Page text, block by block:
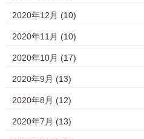
2020年12月 (10)
2020年11月 (10)
2020年10月 (17)
2020年9月 (13)
2020年8月 (12)
2020年7月 (13)